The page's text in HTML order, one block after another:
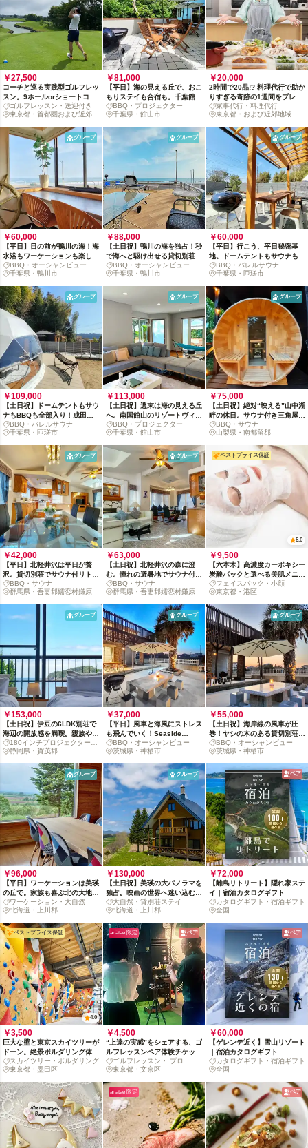
￥27,500
コーチと巡る実践型ゴルフレッ
スン。9ホールorショートコー
スを選べる送迎付きプラン
ゴルフレッスン・送迎付き
東京都・首都圏および近郊
￥81,000
【平日】海の見える丘で、おこ
もりステイも合宿も。千葉館山
の貸切ヴィラ体験
BBQ・プロジェクター
千葉県・館山市
￥20,000
2時間で20品!? 料理代行で助か
りすぎる奇跡の1週間をプレゼ
ント！
家事代行・料理代行
東京都・および近郊地域
グループ
￥60,000
【平日】目の前が鴨川の海！海
水浴もワーケーションも楽しむ
貸切別荘体験
BBQ・オーシャンビュー
千葉県・鴨川市
グループ
￥88,000
【土日祝】鴨川の海を独占！秒
で海へと駆け出せる貸切別荘体
験BBQ・オーシャンビュー
千葉県・鴨川市
グループ
￥60,000
【平日】行こう、平日秘密基
地。ドームテントもサウナも楽
しむ成田の里山貸別荘
BBQ・バレルサウナ
千葉県・匝瑳市
グループ
￥109,000
【土日祝】ドームテントもサウ
ナもBBQも全部入り！成田の
里山貸切別荘体験
BBQ・バレルサウナ
千葉県・匝瑳市
グループ
￥113,000
【土日祝】週末は海の見える丘
へ。南国館山のリゾートヴィラ
貸切体験
BBQ・プロジェクター
千葉県・館山市
グループ
￥75,000
【土日祝】絶対“映える”山中湖
畔の休日。サウナ付き三角屋根
の貸切別荘体験
BBQ・サウナ
山梨県・南都留郡
グループ
￥42,000
【平日】北軽井沢は平日が贅
沢。貸切別荘でサウナ付リトリ
ート&ワーケーション
BBQ・サウナ
群馬県・吾妻郡嬬恋村鎌原
グループ
￥63,000
【土日祝】北軽井沢の森に澄
む。憧れの避暑地でサウナ付貸
切別荘体験
BBQ・サウナ
群馬県・吾妻郡嬬恋村鎌原
ベストプライス保証
5.0
￥9,500
【六本木】高濃度カーボキシー
炭酸パックと選べる美肌メニュ
ーフェイスパック・小顔
東京都・港区
グループ
￥153,000
【土日祝】伊豆の6LDK別荘で
海辺の開放感を満喫。親族や三
世代、同窓会旅行に。
180インチプロジェクター・
BBQ
静岡県・賀茂郡
グループ
￥37,000
【平日】風車と海風にストレス
も飛んでいく！Seaside
Kashima別荘セラピー
BBQ・オーシャンビュー
茨城県・神栖市
グループ
￥55,000
【土日祝】海岸線の風車が圧
巻！ヤシの木のある貸切別荘を
休日の我が家に
BBQ・オーシャンビュー
茨城県・神栖市
グループ
￥96,000
【平日】ワーケーションは美瑛
の丘で。家族も喜ぶ北の大地の
貸切別荘体験
ワーケーション・大自然
北海道・上川郡
グループ
￥130,000
【土日祝】美瑛の大パノラマを
独占。映画の世界へ迷い込む、
北の大地の別荘体験
大自然・貸別荘ステイ
北海道・上川郡
ペア
￥72,000
【離島リトリート】隠れ家ステ
イ｜宿泊カタログギフト
カタログギフト・宿泊ギフト
全国
ベストプライス保証
4.0
￥3,500
巨大な壁と東京スカイツリーが
ドーン。絶景ボルダリング体験
をスカイツリー・ボルダリング
東京都・墨田区
anatae 限定 ペア
￥4,500
“上達の実感”をシェアする、ゴ
ルフレッスンペア体験チケット
[50分]
ゴルフレッスン・ プロ
東京都・文京区
ペア
￥60,000
【ゲレンデ近く】雪山リゾート
｜宿泊カタログギフト
カタログギフト・宿泊ギフト
全国
anatae 限定 ペア